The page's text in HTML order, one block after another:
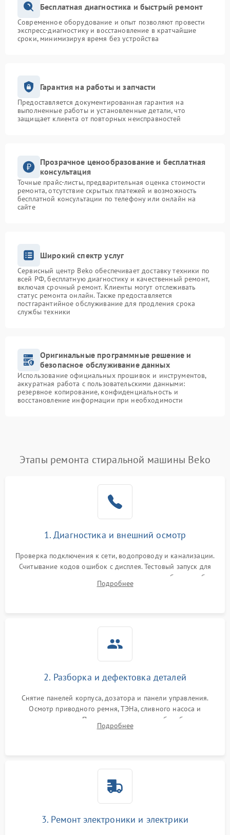
Бесплатная диагностика и быстрый ремонт
Современное оборудование и опыт позволяют провести
экспресс-диагностику и восстановление в кратчайшие
сроки, минимизируя время без устройства
Гарантия на работы и запчасти
Предоставляется документированная гарантия на
выполненные работы и установленные детали, что
защищает клиента от повторных неисправностей
Прозрачное ценообразование и бесплатная
консультация
Точные прайс-листы, предварительная оценка стоимости
ремонта, отсутствие скрытых платежей и возможность
бесплатной консультации по телефону или онлайн на
сайте
Широкий спектр услуг
Сервисный центр Beko обеспечивает доставку техники по
всей РФ, бесплатную диагностику и качественный ремонт,
включая срочный ремонт. Клиенты могут отслеживать
статус ремонта онлайн. Также предоставляется
постгарантийное обслуживание для продления срока
службы техники
Оригинальные программные решение и
безопасное обслуживание данных
Использование официальных прошивок и инструментов,
аккуратная работа с пользовательскими данными:
резервное копирование, конфиденциальность и
восстановление информации при необходимости
Этапы ремонта стиральной машины Beko
1. Диагностика и внешний осмотр
Проверка подключения к сети, водопроводу и канализации.
Считывание кодов ошибок с дисплея. Тестовый запуск для
выявления посторонних шумов, протечек или сбоев в работе
электронного модуля управления.
Подробнее
2. Разборка и дефектовка деталей
Снятие панелей корпуса, дозатора и панели управления.
Осмотр приводного ремня, ТЭНа, сливного насоса и
амортизаторов. Проверка подшипников барабана и
крестовины на износ, а манжеты люка на разрывы.
Подробнее
3. Ремонт электроники и электрики